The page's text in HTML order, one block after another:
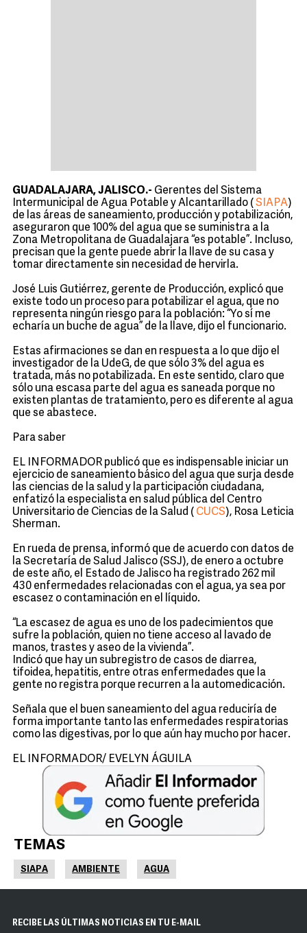
GUADALAJARA, JALISCO.- Gerentes del Sistema
Intermunicipal de Agua Potable y Alcantarillado ( SIAPA)
de las áreas de saneamiento, producción y potabilización,
aseguraron que 100% del agua que se suministra a la
Zona Metropolitana de Guadalajara “es potable”. Incluso,
precisan que la gente puede abrir la llave de su casa y
tomar directamente sin necesidad de hervirla.
José Luis Gutiérrez, gerente de Producción, explicó que
existe todo un proceso para potabilizar el agua, que no
representa ningún riesgo para la población: “Yo sí me
echaría un buche de agua” de la llave, dijo el funcionario.
Estas afirmaciones se dan en respuesta a lo que dijo el
investigador de la UdeG, de que sólo 3% del agua es
tratada, más no potabilizada. En este sentido, claro que
sólo una escasa parte del agua es saneada porque no
existen plantas de tratamiento, pero es diferente al agua
que se abastece.
Para saber
EL INFORMADOR publicó que es indispensable iniciar un
ejercicio de saneamiento básico del agua que surja desde
las ciencias de la salud y la participación ciudadana,
enfatizó la especialista en salud pública del Centro
Universitario de Ciencias de la Salud ( CUCS), Rosa Leticia
Sherman.
En rueda de prensa, informó que de acuerdo con datos de
la Secretaría de Salud Jalisco (SSJ), de enero a octubre
de este año, el Estado de Jalisco ha registrado 262 mil
430 enfermedades relacionadas con el agua, ya sea por
escasez o contaminación en el líquido.
“La escasez de agua es uno de los padecimientos que
sufre la población, quien no tiene acceso al lavado de
manos, trastes y aseo de la vivienda”.
Indicó que hay un subregistro de casos de diarrea,
tifoidea, hepatitis, entre otras enfermedades que la
gente no registra porque recurren a la automedicación.
Señala que el buen saneamiento del agua reduciría de
forma importante tanto las enfermedades respiratorias
como las digestivas, por lo que aún hay mucho por hacer.
EL INFORMADOR/ EVELYN ÁGUILA
TEMAS
SIAPA AMBIENTE AGUA
RECIBE LAS ÚLTIMAS NOTICIAS EN TU E-MAIL